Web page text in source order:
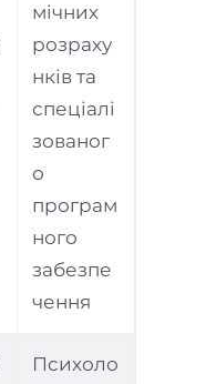
мічних
розраху
нків та
спеціалі
зованог
о
програм
ного
забезпе
чення
Психоло